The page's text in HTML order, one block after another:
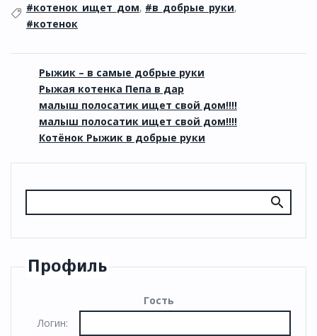
#котенок_ищет_дом, #в_добрые_руки,
#котенок
Рыжик – в самые добрые руки
Рыжая котенка Пепа в дар
малыш полосатик ищет свой дом!!!!
малыш полосатик ищет свой дом!!!!
Котёнок Рыжик в добрые руки
Профиль
Гость
Логин: